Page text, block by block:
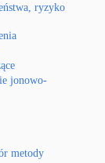
ryzyko
jonowo-
metody